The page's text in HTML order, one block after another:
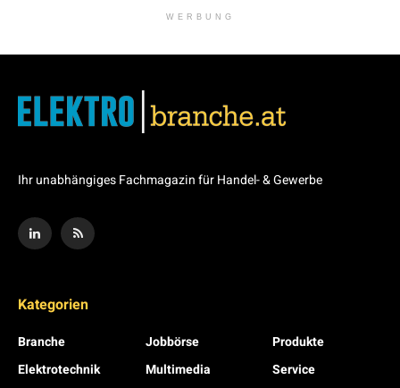
WERBUNG
Ihr unabhängiges Fachmagazin für Handel- & Gewerbe
Kategorien
Branche
Elektrotechnik
Jobbörse
Multimedia
Produkte
Service